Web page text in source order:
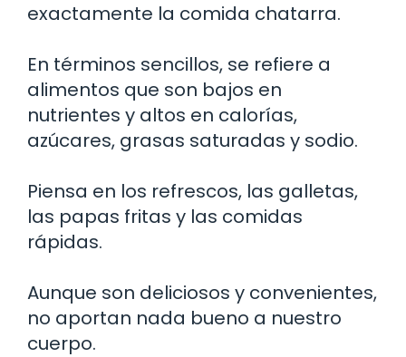
exactamente la comida chatarra.
En términos sencillos, se refiere a
alimentos que son bajos en
nutrientes y altos en calorías,
azúcares, grasas saturadas y sodio.
Piensa en los refrescos, las galletas,
las papas fritas y las comidas
rápidas.
Aunque son deliciosos y convenientes,
no aportan nada bueno a nuestro
cuerpo.